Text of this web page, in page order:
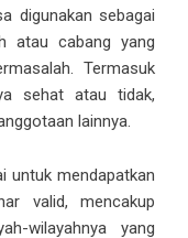
digunakan sebagai
atau cabang yang
Termasuk
sehat atau tidak,
lainnya.
untuk mendapatkan
valid, mencakup
wilayahnya yang